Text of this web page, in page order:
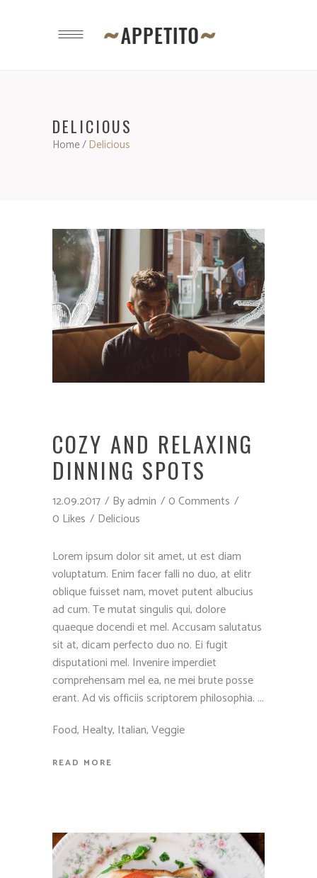
DELICIOUS
Home/Delicious
COZY AND RELAXING
DINNING SPOTS
12.09.2017 Byadmin
0 Comments
0 Likes
Delicious
Lorem ipsum dolor sit amet, ut est diam
voluptatum. Enim facer falli no duo, at elitr
oblique fuisset nam, movet putent albucius
ad cum. Te mutat singulis qui, dolore
quaeque docendi et mel. Accusam salutatus
sit at, dicam perfecto duo no. Ei fugit
disputationi mel. Invenire imperdiet
comprehensam mel ea, ne mei brute posse
erant. Ad vis officiis scriptorem philosophia.
Food, Healty, Italian,Veggie
READ MORE